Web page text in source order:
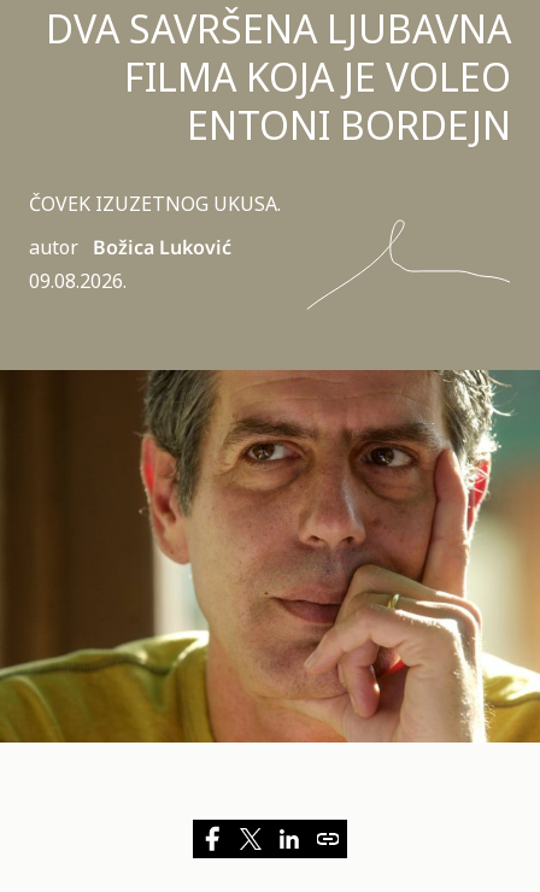
DVA SAVRŠENA LJUBAVNA
FILMA KOJA JE VOLEO
ENTONI BORDEJN
ČOVEK IZUZETNOG UKUSA.
autor Božica Luković
09.08.2026.